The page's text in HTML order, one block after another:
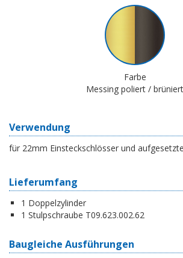
Farbe
Messing poliert / brüniert
Verwendung
für 22mm Einsteckschlösser und
Lieferumfang
1 Doppelzylinder
1 Stulpschraube T09.623.002.62
Baugleiche Ausführungen